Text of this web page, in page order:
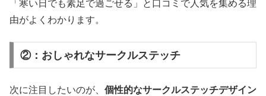
「寒い日でも素足で過ごせる」と口コミで人気を集める理
由がよくわかります。
②：おしゃれなサークルステッチ
次に注目したいのが、 個性的なサークルステッチデザイン